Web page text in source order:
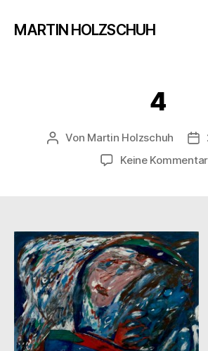
MARTIN HOLZSCHUH
4
Beitragsautor
Von Martin Holzschuh
Keine